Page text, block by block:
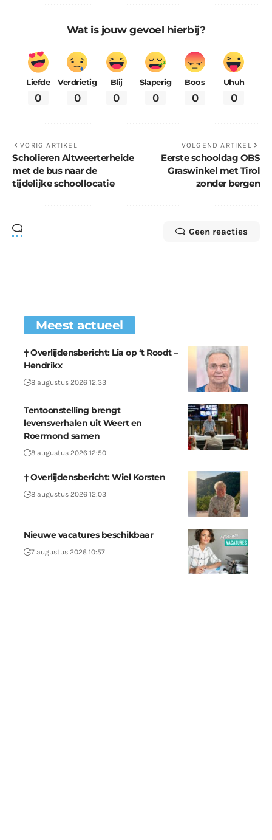
Wat is jouw gevoel hierbij?
Liefde
0
Verdrietig
0
Blij
0
Slaperig
0
Boos
0
Uhuh
0
VORIG ARTIKEL
Scholieren Altweerterheide
met de bus naar de
tijdelijke schoollocatie
VOLGEND ARTIKEL
Eerste schooldag OBS
Graswinkel met Tirol
zonder bergen
Geen reacties
Meest actueel
† Overlijdensbericht: Lia op ‘t Roodt –
Hendrikx
8 augustus 2026 12:33
Tentoonstelling brengt
levensverhalen uit Weert en
Roermond samen
8 augustus 2026 12:50
† Overlijdensbericht: Wiel Korsten
8 augustus 2026 12:03
Nieuwe vacatures beschikbaar
7 augustus 2026 10:57